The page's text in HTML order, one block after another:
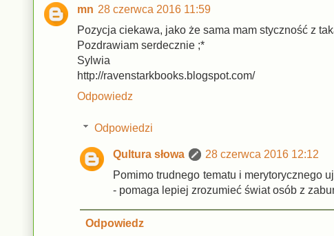
mn 28 czerwca 2016 11:59
Pozycja ciekawa, jako że sama mam styczność z
Pozdrawiam serdecznie ;*
Sylwia
http://ravenstarkbooks.blogspot.com/
Odpowiedz
Odpowiedzi
Qultura słowa
28 czerwca 2016 12:12
Pomimo trudnego tematu i merytorycznego
- pomaga lepiej zrozumieć świat osób z
Odpowiedz